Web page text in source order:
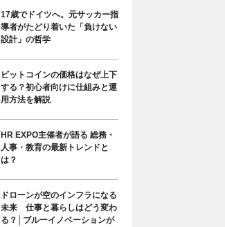
17歳でドイツへ。元サッカー指
導者がたどり着いた「負けない
設計」の哲学
ビットコインの価格はなぜ上下
する？初心者向けに仕組みと運
用方法を解説
HR EXPO主催者が語る 総務・
人事・教育の最新トレンドと
は？
ドローンが空のインフラになる
未来 仕事と暮らしはどう変わ
る？│ブルーイノベーションが